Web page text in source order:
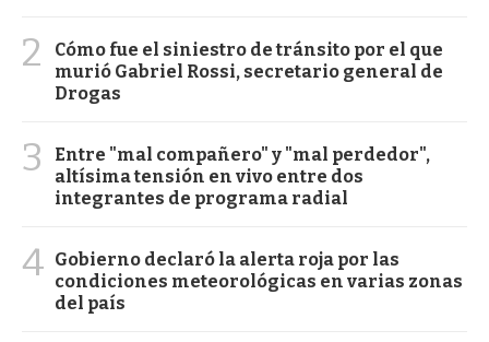
2
Cómo fue el siniestro de tránsito por el que
murió Gabriel Rossi, secretario general de
Drogas
3
Entre "mal compañero" y "mal perdedor",
altísima tensión en vivo entre dos
integrantes de programa radial
4 Gobierno declaró la alerta roja por las
condiciones meteorológicas en varias zonas
del país